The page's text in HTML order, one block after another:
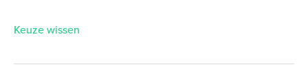
Keuze wissen